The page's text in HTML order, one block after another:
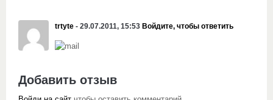
trtyte - 29.07.2011, 15:53 Войдите, чтобы ответить
Добавить отзыв